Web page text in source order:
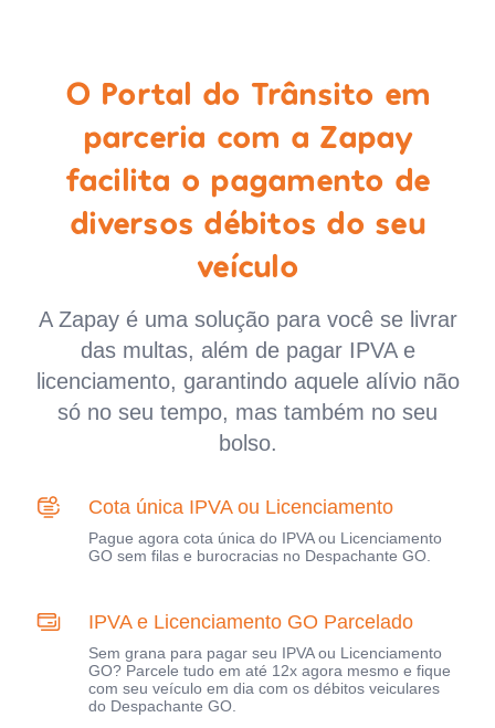
O Portal do Trânsito em
parceria com a Zapay
facilita o pagamento de
diversos débitos do seu
veículo
A Zapay é uma solução para você se livrar
das multas, além de pagar IPVA e
licenciamento, garantindo aquele alívio não
só no seu tempo, mas também no seu
bolso.
Cota única IPVA ou Licenciamento
Pague agora cota única do IPVA ou Licenciamento
GO sem filas e burocracias no Despachante GO.
IPVA e Licenciamento GO Parcelado
Sem grana para pagar seu IPVA ou Licenciamento
GO? Parcele tudo em até 12x agora mesmo e fique
com seu veículo em dia com os débitos veiculares
do Despachante GO.